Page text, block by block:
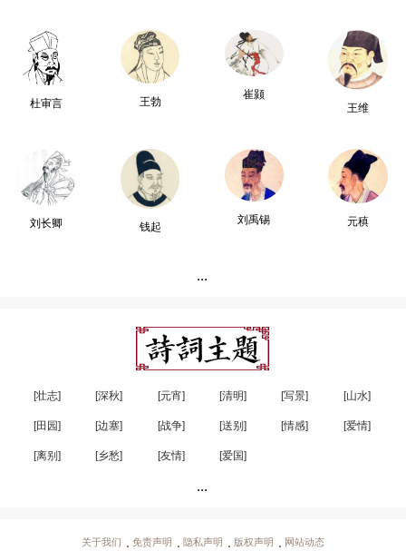
杜审言 王勃
崔颢
王维
刘长卿 钱起
刘禹锡 元稹
...
[壮志] [深秋] [元宵] [清明] [写景] [山水]
[田园] [边塞] [战争] [送别] [情感] [爱情]
[离别] [乡愁] [友情] [爱国]
...
关于我们 免责声明 隐私声明 版权声明 网站动态